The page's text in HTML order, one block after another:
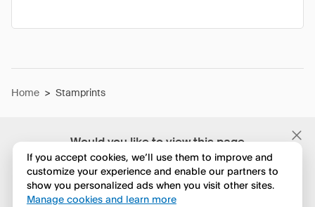
Would you like to view this page
in English?
No, continua a esplorare
Home > Stamprints
If you accept cookies, we’ll use them to improve and
customize your experience and enable our partners to
show you personalized ads when you visit other sites.
Manage cookies and learn more